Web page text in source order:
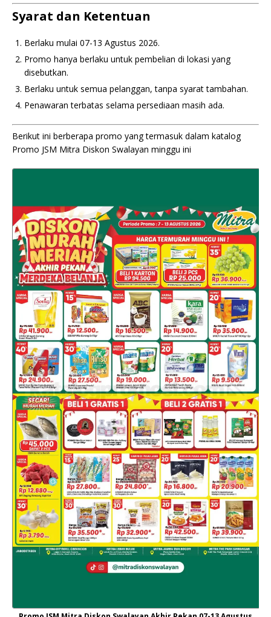
Syarat dan Ketentuan
Berlaku mulai 07-13 Agustus 2026.
Promo hanya berlaku untuk pembelian di lokasi yang
disebutkan.
Berlaku untuk semua pelanggan, tanpa syarat tambahan.
Penawaran terbatas selama persediaan masih ada.
Berikut ini berberapa promo yang termasuk dalam katalog
Promo JSM Mitra Diskon Swalayan minggu ini